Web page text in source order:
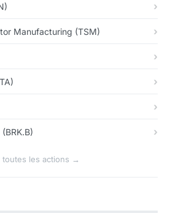
Manufacturing (TSM)
toutes les actions →